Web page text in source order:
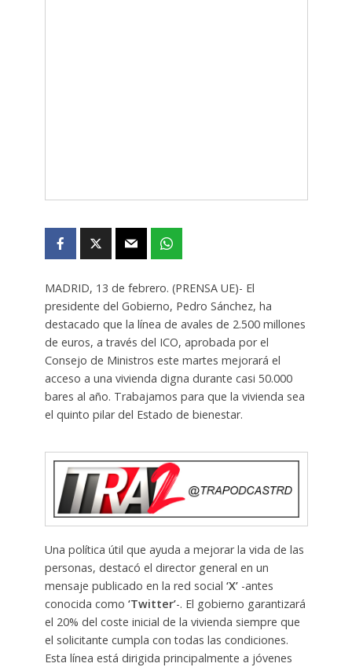
MADRID, 13 de febrero. (PRENSA UE)- El
presidente del Gobierno, Pedro Sánchez, ha
destacado que la línea de avales de 2.500 millones
de euros, a través del ICO, aprobada por el
Consejo de Ministros este martes mejorará el
acceso a una vivienda digna durante casi 50.000
bares al año. Trabajamos para que la vivienda sea
el quinto pilar del Estado de bienestar.
Una política útil que ayuda a mejorar la vida de las
personas, destacó el director general en un
mensaje publicado en la red social ‘X’-antes
conocida como ‘Twitter’-. El gobierno garantizará
el 20% del coste inicial de la vivienda siempre que
el solicitante cumpla con todas las condiciones.
Esta línea está dirigida principalmente a jóvenes